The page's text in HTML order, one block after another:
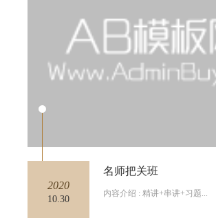
2020
10.30
名师把关班
内容介绍 : 精讲+串讲+习题...